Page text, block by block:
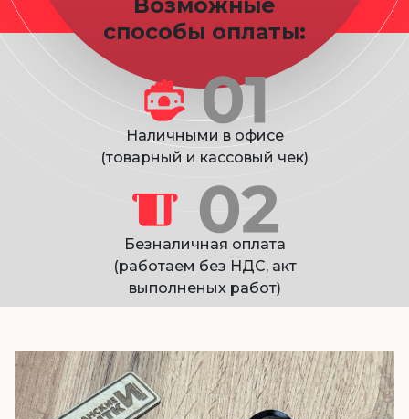
способы оплаты:
Наличными в офисе
(товарный и кассовый чек)
Безналичная оплата
(работаем без НДС, акт
выполненых работ)